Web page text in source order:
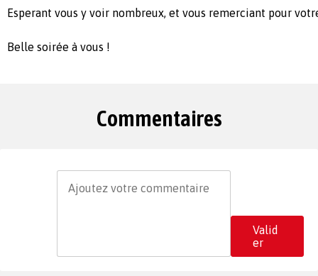
Esperant vous y voir nombreux, et vous remerciant pour
Belle soirée à vous !
Commentaires
Valid
er